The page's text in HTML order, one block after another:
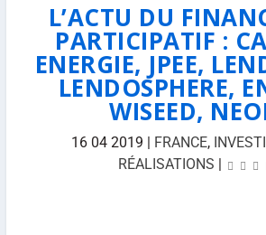
L’ACTU DU
PARTICIPATIF :
ENERGIE, JPEE,
LENDOSPHERE,
WISEED,
16 04 2019 | FRANCE,
RÉALISATIONS |